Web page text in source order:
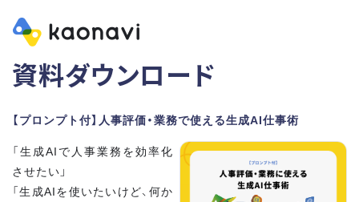
資料ダウンロード
【プロンプト付】人事評価・業務で使える生成AI仕事術
「生成AIで人事業務を効率化
させたい」
「生成AIを使いたいけど、何か